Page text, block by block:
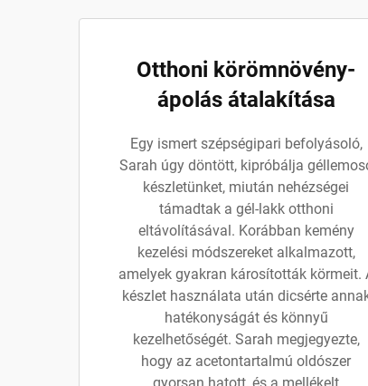
Otthoni körömnövény-
ápolás átalakítása
Egy ismert szépségipari befolyásoló,
Sarah úgy döntött, kipróbálja
készletünket, miután nehézségei
támadtak a gél-lakk otthoni
eltávolításával. Korábban kemény
kezelési módszereket alkalmazott,
amelyek gyakran károsították körmeit.
készlet használata után dicsérte
hatékonyságát és könnyű
kezelhetőségét. Sarah megjegyezte,
hogy az acetontartalmú oldószer